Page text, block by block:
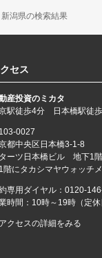
新潟県の検索結果
セス
産投資のミカタ
駅徒歩4分 日本橋駅徒
0027
都中央区日本橋3-1-8
ーツ日本橋ビル 地下1階
1階にタカシマヤウォッチ
専用ダイヤル：0120-
時間：10時～19時（定休
アクセスの詳細をみる